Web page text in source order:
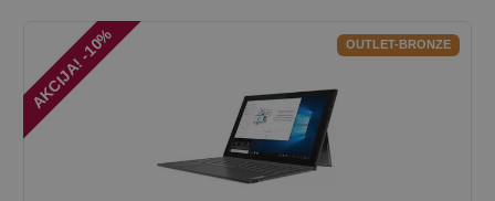
AKCIJA! -10% OUTLET-BRONZE